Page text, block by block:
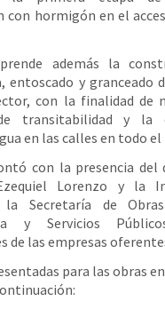
con hormigón en el
además la
entoscado y granceado
con la finalidad de
transitabilidad y la
en las calles en todo
con la presencia del
Lorenzo y la
Secretaría de
y Servicios
de las empresas
para las obras